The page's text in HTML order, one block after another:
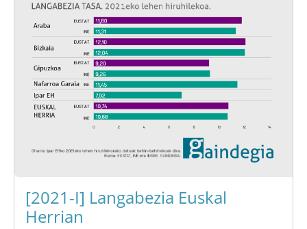
[2021-I] Langabezia Euskal
Herrian